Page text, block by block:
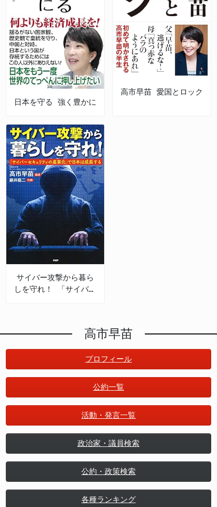
日本を守る 強く豊かに
高市早苗 愛国とロック
サイバー攻撃から暮ら
しを守れ！ 「サイバー
高市早苗
プロフィール
公約一覧
活動・発言一覧
政治家・議員検索
公約・政策検索
各種ランキング